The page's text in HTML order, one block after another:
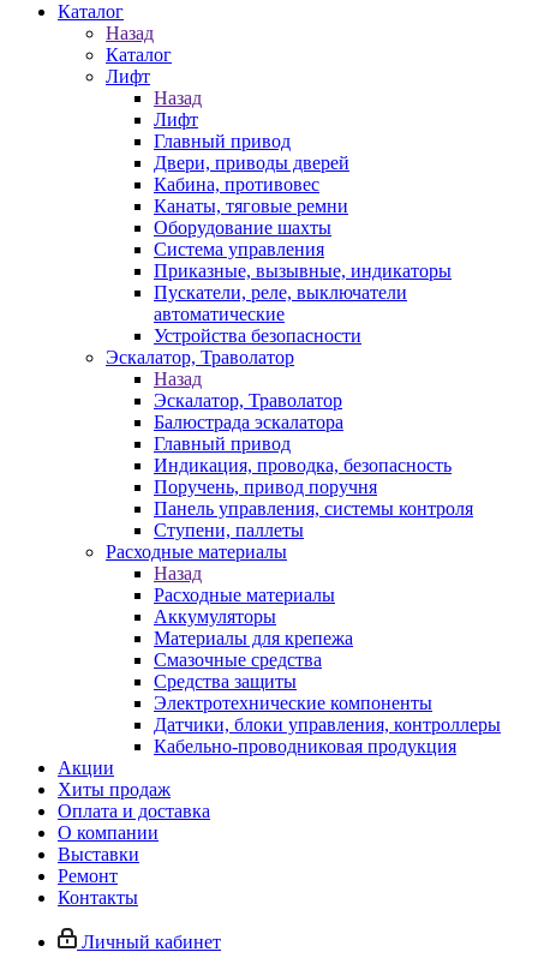
Каталог
Назад
Каталог
Лифт
Назад
Лифт
Главный привод
Двери, приводы дверей
Кабина, противовес
Канаты, тяговые ремни
Оборудование шахты
Система управления
Приказные, вызывные, индикаторы
Пускатели, реле, выключатели
автоматические
Устройства безопасности
Эскалатор, Траволатор
Назад
Эскалатор, Траволатор
Балюстрада эскалатора
Главный привод
Индикация, проводка, безопасность
Поручень, привод поручня
Панель управления, системы контроля
Ступени, паллеты
Расходные материалы
Назад
Расходные материалы
Аккумуляторы
Материалы для крепежа
Смазочные средства
Средства защиты
Электротехнические компоненты
Датчики, блоки управления, контроллеры
Кабельно-проводниковая продукция
Акции
Хиты продаж
Оплата и доставка
О компании
Выставки
Ремонт
Контакты
Личный кабинет